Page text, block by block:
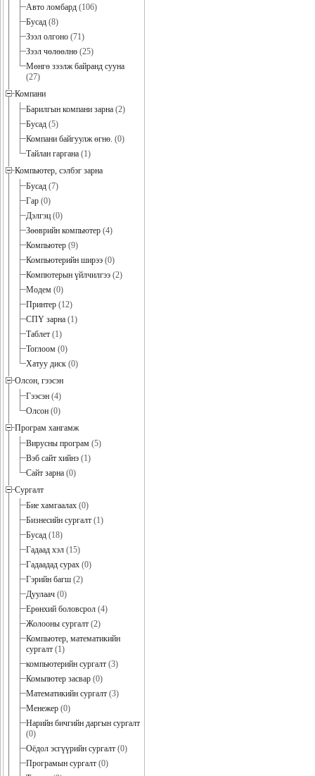
Авто ломбард (106)
Бусад (8)
Зээл олгоно (71)
Зээл чөлөөлнө (25)
Мөнгө зээлж байранд сууна
(27)
Компани
Барилгын компани зарна (2)
Бусад (5)
Компани байгуулж өгнө. (0)
Тайлан гаргана (1)
Компьютер, сэлбэг зарна
Бусад (7)
Гар (0)
Дэлгэц (0)
Зөөврийн компьютер (4)
Компьютер (9)
Компьютерийн ширээ (0)
Компютерын үйлчилгээ (2)
Модем (0)
Принтер (12)
СПҮ зарна (1)
Таблет (1)
Тоглоом (0)
Хатуу диск (0)
Олсон, гээсэн
Гээсэн (4)
Олсон (0)
Програм хангамж
Вирусны програм (5)
Вэб сайт хийнэ (1)
Сайт зарна (0)
Сургалт
Бие хамгаалах (0)
Бизнесийн сургалт (1)
Бусад (18)
Гадаад хэл (15)
Гадаадад сурах (0)
Гэрийн багш (2)
Дуулаач (0)
Ерөнхий боловсрол (4)
Жолооны сургалт (2)
Компьютер, математикийн
сургалт (1)
компьютерийн сургалт (3)
Комьпютер засвар (0)
Математикийн сургалт (3)
Менежер (0)
Нарийн бичгийн даргын сургалт
(0)
Оёдол эсгүүрийн сургалт (0)
Програмын сургалт (0)